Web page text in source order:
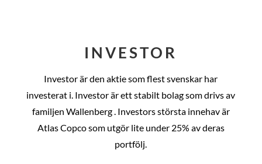
INVESTOR
Investor är den aktie som flest svenskar har
investerat i. Investor är ett stabilt bolag som drivs av
familjen Wallenberg . Investors största innehav är
Atlas Copco som utgör lite under 25% av deras
portfölj.